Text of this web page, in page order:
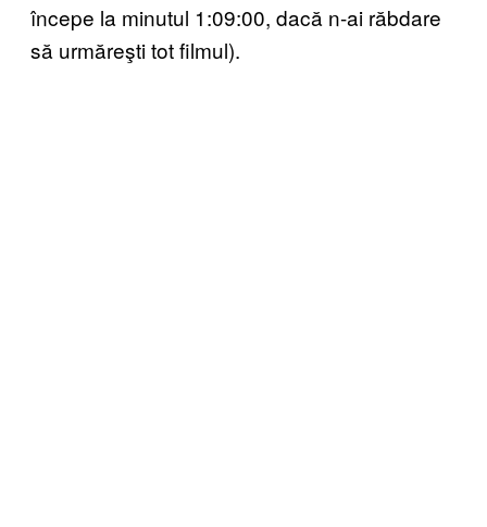
începe la minutul 1:09:00, dacă n-ai răbdare
să urmăreşti tot filmul).